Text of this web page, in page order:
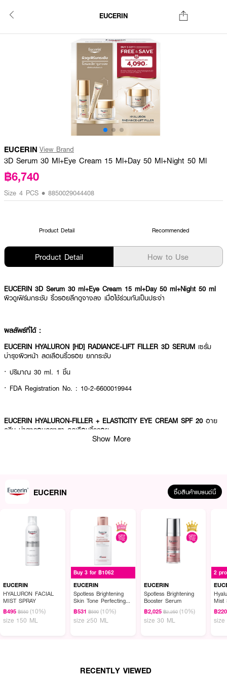
EUCERIN
EUCERIN View Brand
3D Serum 30 Ml+Eye Cream 15 Ml+Day 50 Ml+Night 50 Ml
฿6,740
Size 4 PCS • 8850029044408
Product Detail Recommended
Product Detail How to Use
EUCERIN 3D Serum 30 ml+Eye Cream 15 ml+Day 50 ml+Night 50 ml
ผิวดูเฟิร์มกระชับ ริ้วรอยลึกดูจางลง เมื่อใช้ร่วมกันเป็นประจำ
ผลลัพธ์ที่ได้ :
EUCERIN HYALURON [HD] RADIANCE-LIFT FILLER 3D SERUM เซรั่ม
บำรุงผิวหน้า ลดเลือนริ้วรอย ยกกระชับ
· ปริมาณ 30 ml. 1 ชิ้น
· FDA Registration No. : 10-2-6600019944
EUCERIN HYALURON-FILLER + ELASTICITY EYE CREAM SPF 20 อาย
ครีม บำรุงรอบดวงตา ลดเลือนริ้วรอย
EUCERIN HYALURON-FILLER + ELASTICITY DAY CREAM SPF30เดย์
· ปริมาณ 50 ml. 1 ชิ้น
· FDA Registration No. : 10-2-6500003056
EUCERIN HYALURON-FILLER + ELASTICITY NIGHT CREAM
ไนท์ครีมลด
· ปริมาณ 50 ml. 1 ชิ้น
· FDA Registration No. : 10-2-6500003058
· กดซีรั่ม 1-2 ปั๊ม ทาทั่วใบหน้า และลำคอเป็นประจำทุกเช้าและก่อนนอน โดยใช้เป็น
Show More
EUCERIN ซื้อสินค้าแบรนด์นี้
EUCERIN
HYALURON FACIAL
MIST SPRAY
฿495 ฿550 (10%)
size 150 ML
Buy 3 for ฿1062
EUCERIN
Spotless Brightening
Skin Tone Perfecting
Body Lotion
฿531 ฿590 (10%)
size 250 ML
EUCERIN
Spotless Brightening
Booster Serum
฿2,025 ฿2,250 (10%)
size 30 ML
2
Mist
฿220
size
RECENTLY VIEWED